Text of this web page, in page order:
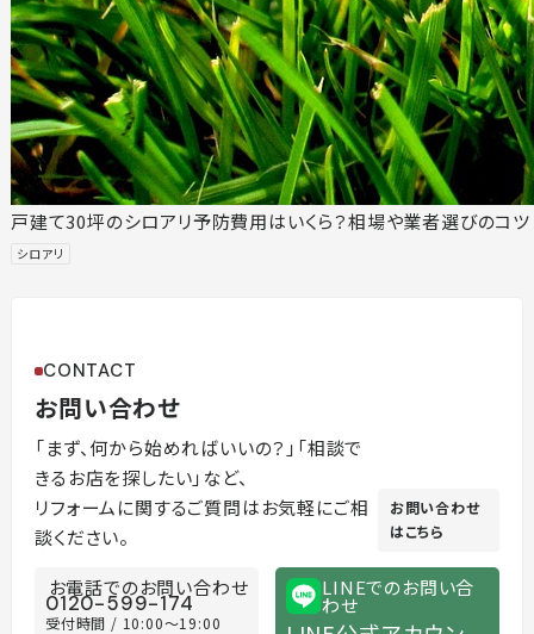
戸建て30坪のシロアリ予防費用はいくら？相場や業者選びのコ
シロアリ
CONTACT
お問い合わせ
「まず、何から始めればいいの？」「相談で
きるお店を探したい」など、
リフォームに関するご質問はお気軽にご相
談ください。
お問い合わせ
はこちら
お電話でのお問い合わせ
0120-599-174
受付時間 / 10:00～19:00
LINEでのお問い合
わせ